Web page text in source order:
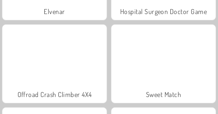
Elvenar Hospital Surgeon Doctor Game
Offroad Crash Climber 4X4 Sweet Match